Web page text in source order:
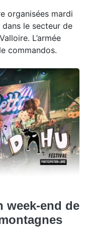
organisées mardi
le secteur de
L’armée
commandos.
week-end de